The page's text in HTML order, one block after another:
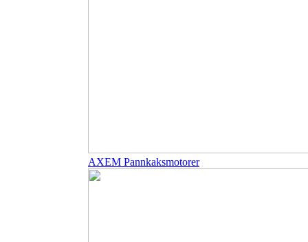
AXEM Pannkaksmotorer